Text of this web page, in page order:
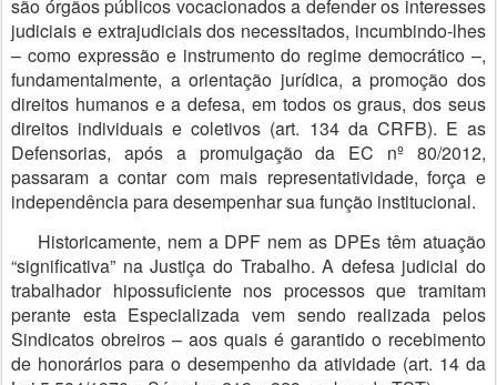
são órgãos públicos vocacionados a defender os interesses
judiciais e extrajudiciais dos necessitados, incumbindo-lhes
– como expressão e instrumento do regime democrático –,
fundamentalmente, a orientação jurídica, a promoção dos
direitos humanos e a defesa, em todos os graus, dos seus
direitos individuais e coletivos (art. 134 da CRFB). E as
Defensorias, após a promulgação da EC nº 80/2012,
passaram a contar com mais representatividade, força e
independência para desempenhar sua função institucional.
Historicamente, nem a DPF nem as DPEs têm atuação
“significativa” na Justiça do Trabalho. A defesa judicial do
trabalhador hipossuficiente nos processos que tramitam
perante esta Especializada vem sendo realizada pelos
Sindicatos obreiros – aos quais é garantido o recebimento
de honorários para o desempenho da atividade (art. 14 da